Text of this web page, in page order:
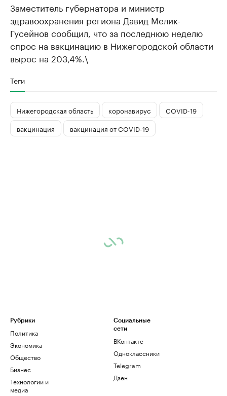
Заместитель губернатора и министр
здравоохранения региона Давид Мелик-
Гусейнов сообщил, что за последнюю неделю
спрос на вакцинацию в Нижегородской области
вырос на 203,4%.\
Теги
Нижегородская область коронавирус
COVID-19
вакцинация
вакцинация от COVID-19
Рубрики
Политика
Экономика
Общество
Бизнес
Технологии и
медиа
Социальные
сети
ВКонтакте
Одноклассники
Telegram
Дзен